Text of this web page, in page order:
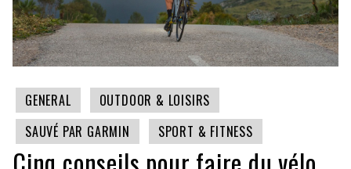
GENERAL
OUTDOOR & LOISIRS
SAUVÉ PAR GARMIN
SPORT & FITNESS